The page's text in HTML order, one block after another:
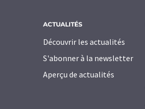
ACTUALITÉS
Découvrir les actualités
S'abonner à la newsletter
Aperçu de actualités